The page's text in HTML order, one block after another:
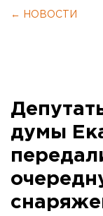
← НОВОСТИ
думы